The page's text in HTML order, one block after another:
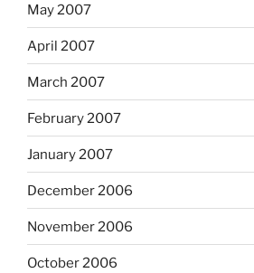
May 2007
April 2007
March 2007
February 2007
January 2007
December 2006
November 2006
October 2006